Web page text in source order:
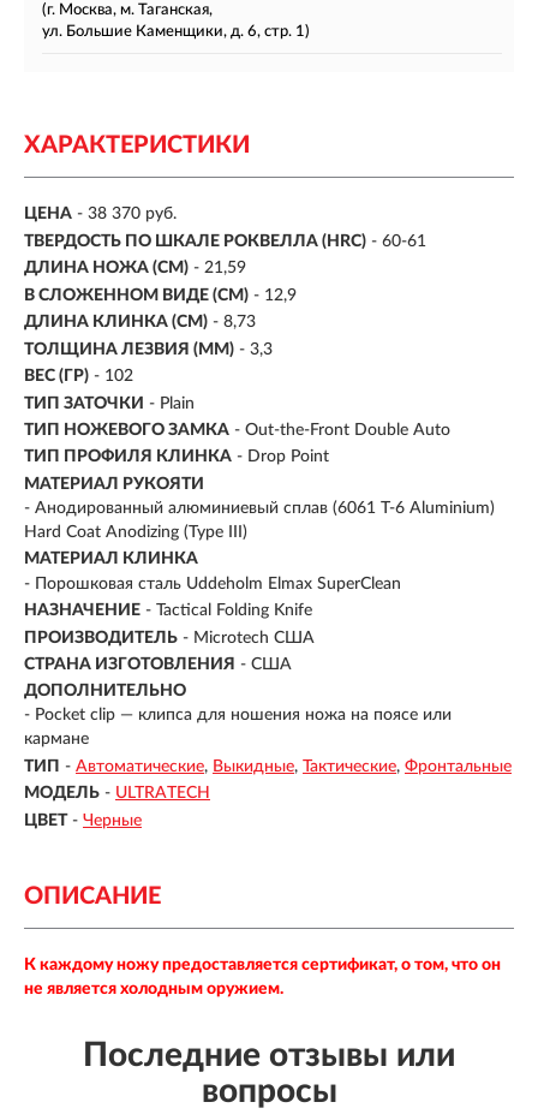
(г. Москва, м. Таганская,
ул. Большие Каменщики, д. 6, стр. 1)
ХАРАКТЕРИСТИКИ
ЦЕНА - 38 370 руб.
ТВЕРДОСТЬ ПО ШКАЛЕ РОКВЕЛЛА (HRC) - 60-61
ДЛИНА НОЖА (СМ) - 21,59
В СЛОЖЕННОМ ВИДЕ (СМ) - 12,9
ДЛИНА КЛИНКА (СМ) - 8,73
ТОЛЩИНА ЛЕЗВИЯ (ММ) - 3,3
ВЕС (ГР) - 102
ТИП ЗАТОЧКИ - Plain
ТИП НОЖЕВОГО ЗАМКА - Out-the-Front Double Auto
ТИП ПРОФИЛЯ КЛИНКА - Drop Point
МАТЕРИАЛ РУКОЯТИ
- Анодированный алюминиевый сплав (6061 T-6 Aluminium)
Hard Coat Anodizing (Type III)
МАТЕРИАЛ КЛИНКА
- Порошковая сталь Uddeholm Elmax SuperClean
НАЗНАЧЕНИЕ - Tactical Folding Knife
ПРОИЗВОДИТЕЛЬ - Microtech США
СТРАНА ИЗГОТОВЛЕНИЯ - США
ДОПОЛНИТЕЛЬНО
- Pocket clip — клипса для ношения ножа на поясе или
кармане
ТИП - Автоматические Выкидные Тактические Фронтальные
МОДЕЛЬ - ULTRATECH
ЦВЕТ - Черные
ОПИСАНИЕ
К каждому ножу предоставляется сертификат, о том, что он
не является холодным оружием.
Последние отзывы или
вопросы